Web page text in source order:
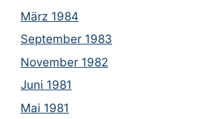
März 1984
September 1983
November 1982
Juni 1981
Mai 1981